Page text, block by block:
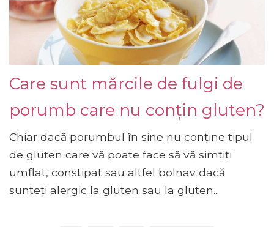
Care sunt mărcile de fulgi de
porumb care nu conțin gluten?
Chiar dacă porumbul în sine nu conține tipul
de gluten care vă poate face să vă simțiți
umflat, constipat sau altfel bolnav dacă
sunteți alergic la gluten sau la gluten...